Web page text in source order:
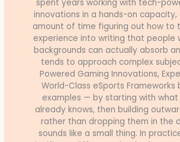
spent years working with tech-
innovations in a hands-on capacity,
amount of time figuring out how to
experience into writing that people
backgrounds can actually absorb
tends to approach complex
Powered Gaming Innovations,
World-Class eSports Frameworks
examples — by starting with
already knows, then building
rather than dropping them in the
sounds like a small thing. In